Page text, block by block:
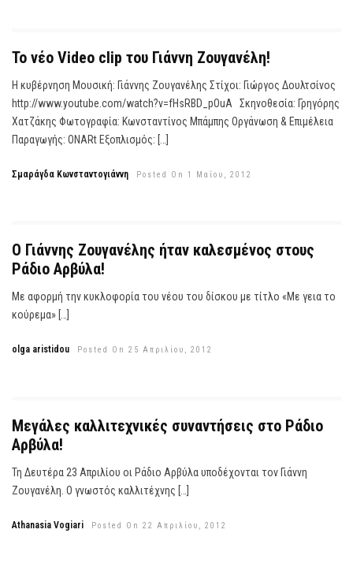
Το νέο Video clip του Γιάννη Ζουγανέλη!
Η κυβέρνηση Μουσική: Γιάννης Ζουγανέλης Στίχοι: Γιώργος Δουλτσίνος
http://www.youtube.com/watch?v=fHsRBD_pOuA Σκηνοθεσία: Γρηγόρης
Χατζάκης Φωτογραφία: Κωνσταντίνος Μπάμπης Οργάνωση & Επιμέλεια
Παραγωγής: ONARt Eξοπλισμός: […]
Σμαράγδα Κωνσταντογιάννη Posted On 1 Μαΐου, 2012
Ο Γιάννης Ζουγανέλης ήταν καλεσμένος στους
Ράδιο Αρβύλα!
Με αφορμή την κυκλοφορία του νέου του δίσκου με τίτλο «Με γεια το
κούρεμα» […]
olga aristidou Posted On 25 Απριλίου, 2012
Μεγάλες καλλιτεχνικές συναντήσεις στο Ράδιο
Αρβύλα!
Τη Δευτέρα 23 Απριλίου οι Ράδιο Αρβύλα υποδέχονται τον Γιάννη
Ζουγανέλη. Ο γνωστός καλλιτέχνης […]
Athanasia Vogiari Posted On 22 Απριλίου, 2012